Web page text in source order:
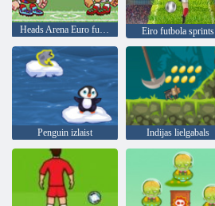
Heads Arena Euro futbols Eiro futbola sprints
Penguin izlaist Indijas lielgabals